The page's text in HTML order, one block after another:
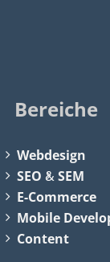
Bereiche
Webdesign
SEO &SEM
E-Commerce
Mobile
Content